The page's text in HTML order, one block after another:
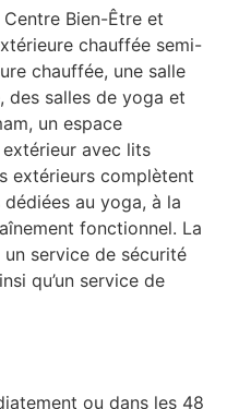
Bien-Être et
chauffée semi-
chauffée, une salle
des salles de yoga et
un espace
extérieur avec lits
extérieurs complètent
au yoga, à la
fonctionnel. La
service de sécurité
qu’un service de
ou dans les 48